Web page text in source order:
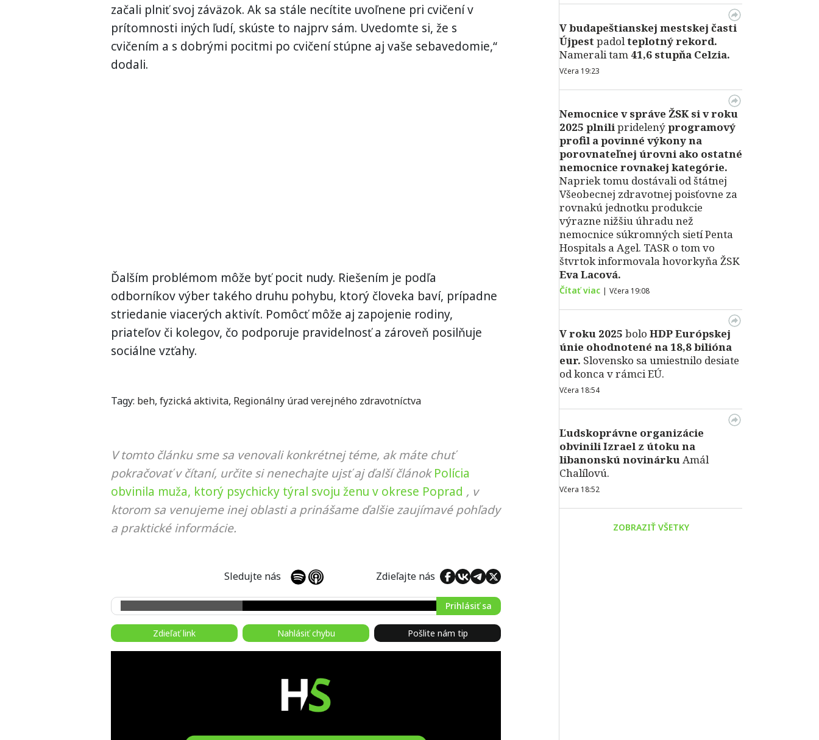
začali plniť svoj záväzok. Ak sa stále necítite uvoľnene pri cvičení v
prítomnosti iných ľudí, skúste to najprv sám. Uvedomte si, že s
cvičením a s dobrými pocitmi po cvičení stúpne aj vaše sebavedomie,“
dodali.
Ďalším problémom môže byť pocit nudy. Riešením je podľa
odborníkov výber takého druhu pohybu, ktorý človeka baví, prípadne
striedanie viacerých aktivít. Pomôcť môže aj zapojenie rodiny,
priateľov či kolegov, čo podporuje pravidelnosť a zároveň posilňuje
sociálne vzťahy.
Tagy: beh, fyzická aktivita, Regionálny úrad verejného zdravotníctva
V tomto článku sme sa venovali konkrétnej téme, ak máte chuť
pokračovať v čítaní, určite si nenechajte ujsť aj ďalší článok Polícia
obvinila muža, ktorý psychicky týral svoju ženu v okrese Poprad , v
ktorom sa venujeme inej oblasti a prinášame ďalšie zaujímavé pohľady
a praktické informácie.
Sledujte nás Zdieľajte nás
Prihlásiť sa
Zdieľať link Nahlásiť chybu Pošlite nám tip
Vbudapeštianskej mestskej časti
Újpestpadolteplotný rekord.
Namerali tam 41,6 stupňa Celzia.
Včera 19:23
Nemocnice v správe ŽSK si v roku
2025 plnilipridelenýprogramový
profil a povinné výkony na
porovnateľnej úrovni ako ostatné
nemocnice rovnakej kategórie.
Napriek tomu dostávali od štátnej
Všeobecnej zdravotnej poisťovne za
rovnakú jednotku produkcie
výrazne nižšiu úhradu než
nemocnice súkromných sietí Penta
Hospitals a Agel. TASR o tom vo
štvrtok informovala hovorkyňa ŽSK
Eva Lacová.
Čítať viac | Včera 19:08
V roku 2025 bolo HDPEurópskej
únie ohodnotené na 18,8 bilióna
eur. Slovensko sa umiestnilo desiate
od konca v rámci EÚ.
Včera 18:54
Ľudskoprávne organizácie
obvinili Izrael z útoku na
libanonskú novinárkuAmál
Chalílovú.
Včera 18:52
ZOBRAZIŤ VŠETKY